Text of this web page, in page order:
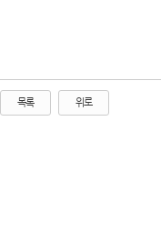
목록 위로